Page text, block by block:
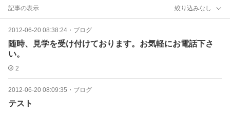
記事の表示 絞り込みなし
2012-06-20 08:38:24 ・ ブログ
随時、見学を受け付けております。お気軽にお電話下さ
い。
2
2012-06-20 08:09:35 ・ ブログ
テスト